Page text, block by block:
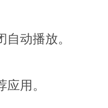
自动播放。
用。